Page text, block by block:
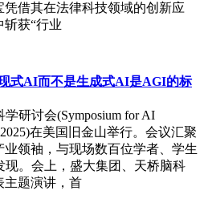
借其在法律科技领域的创新应
斩获“行业
式AI而不是生成式AI是AGI的标
研讨会(Symposium for AI
2025)在美国旧金山举行。会议汇聚
领袖，与现场数百位学者、学生
。会上，盛大集团、天桥脑科
主题演讲，首